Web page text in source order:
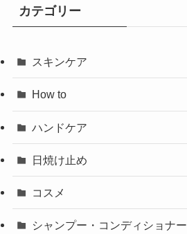
カテゴリー
スキンケア
How to
ハンドケア
日焼け止め
コスメ
シャンプー・コンディショナー